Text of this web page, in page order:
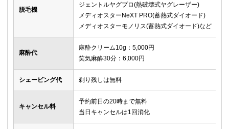
脱毛機
ジェントルヤグプロ(熱破壊式ヤグレーザー)
メディオスターNeXT PRO(蓄熱式ダイオード)
メディオスターモノリス(蓄熱式ダイオード)など
麻酔代
麻酔クリーム10g：5,000円
笑気麻酔30分：6,000円
シェービング代 剃り残しは無料
キャンセル料
予約前日の20時まで無料
当日キャンセルは1回消化